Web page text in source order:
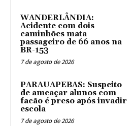
WANDERLÂNDIA:
Acidente com dois
caminhões mata
passageiro de 66 anos na
BR-153
7 de agosto de 2026
PARAUAPEBAS: Suspeito
de ameaçar alunos com
facão é preso após invadir
escola
7 de agosto de 2026